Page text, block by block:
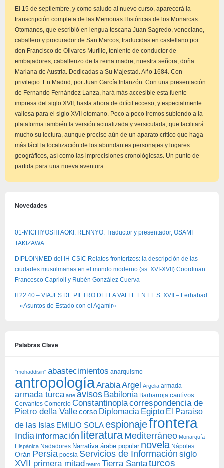
El 15 de septiembre, y como saludo al nuevo curso, aparecerá la
transcripción completa de las Memorias Históricas de los Monarcas
Otomanos, que escribió en lengua toscana Juan Sagredo, veneciano,
caballero y procurador de San Marcos; traducidas en castellano por
don Francisco de Olivares Murillo, teniente de conductor de
embajadores, caballerizo de la reina madre, nuestra señora, doña
Mariana de Austria. Dedicadas a Su Majestad. Año 1684. Con
privilegio. En Madrid, por Juan García Infanzón. Con una presentación
de Fernando Fernández Lanza, hará más accesible esta fuente
impresa del siglo XVII, hasta ahora de difícil ecceso, y especialmente
valiosa para el siglo XVII otomano. Poco a poco iremos subiendo a la
plataforma también la versión actualizada y versiculada, que facilitará
mucho su lectura, aunque precise aún de un aparato crítico que haga
más fácil la localización de los abundantes personajes y lugares
geográficos, así como las imprecisiones cronológicsas. Un punto de
partida para una nueva aventura.
Novedades
01-MICHIYOSHI AOKI: RENNYO. Traductor y presentador, OSAMI
TAKIZAWA
DIPLOINMED del IH-CSIC Relatos fronterizos: la descripción de las
ciudades musulmanas en el mundo moderno (ss. XVI-XVII) Coordinan
Francesco Caprioli y Rubén González Cuerva
II.22.40 – VIAJES DE PIETRO DELLA VALLE EN EL S. XVII – Ferhabad
– «Asuntos de Estado con el Agamir»
Palabras Clave
"mohaddisin" abastecimientos anarquismo
antropología ArabiaArgel Argelia armada
armada turca arte avisos Babilonia Barbarroja cautivos
Cervantes Comercio Constantinoplacorrespondencia de
Pietro della Vallecorso Diplomacia Egipto El Paraiso
de las Islas EMILIO SOLAespionajefrontera
India información literatura Mediterráneo Monarquía
Hispánica Nadadores Narrativa árabe popular novela Nápoles
Orán Persia poesía Servicios de Información siglo
XVII primera mitad teatro Tierra Santaturcos